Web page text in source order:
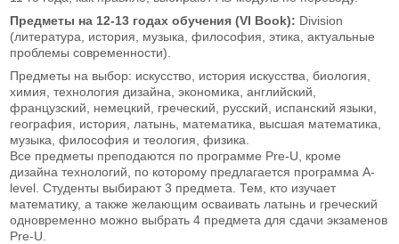
Предметы на 12-13 годах обучения (VI Book): Division
(литература, история, музыка, философия, этика, актуальные
проблемы современности).
Предметы на выбор: искусство, история искусства, биология,
химия, технология дизайна, экономика, английский,
французский, немецкий, греческий, русский, испанский языки,
география, история, латынь, математика, высшая математика,
музыка, философия и теология, физика.
Все предметы преподаются по программе Pre-U, кроме
дизайна технологий, по которому предлагается программа A-
level. Студенты выбирают 3 предмета. Тем, кто изучает
математику, а также желающим осваивать латынь и греческий
одновременно можно выбрать 4 предмета для сдачи экзаменов
Pre-U.